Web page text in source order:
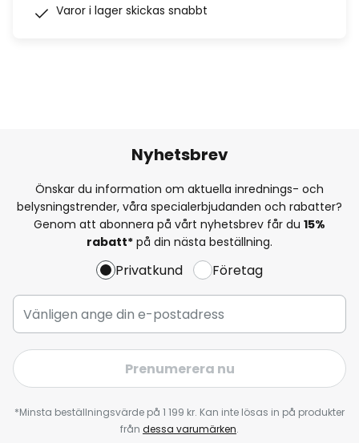
Varor i lager skickas snabbt
Nyhetsbrev
Önskar du information om aktuella inrednings- och
belysningstrender, våra specialerbjudanden och rabatter?
Genom att abonnera på vårt nyhetsbrev får du 15%
rabatt* på din nästa beställning.
Privatkund Företag
Prenumerera nu
*Minsta beställningsvärde på 1 199 kr. Kan inte lösas in på produkter
från dessa varumärken.